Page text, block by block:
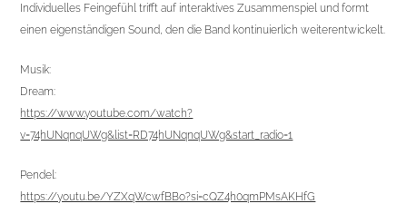
Individuelles Feingefühl trifft auf interaktives Zusammenspiel und formt
einen eigenständigen Sound, den die Band kontinuierlich weiterentwickelt.
Musik:
Dream:
https://www.youtube.com/watch?
v=74hUNqnqUWg&list=RD74hUNqnqUWg&start_radio=1
Pendel:
https://youtu.be/YZXqWcwfBBo?si=cQZ4h0qmPMsAKHfG